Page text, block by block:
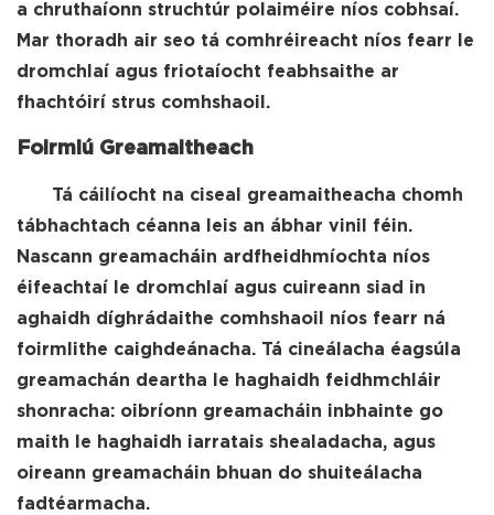
a chruthaíonn struchtúr polaiméire níos cobhsaí.
Mar thoradh air seo tá comhréireacht níos fearr le
dromchlaí agus friotaíocht feabhsaithe ar
fhachtóirí strus comhshaoil.
Foirmiú Greamaitheach
Tá cáilíocht na ciseal greamaitheacha chomh
tábhachtach céanna leis an ábhar vinil féin.
Nascann greamacháin ardfheidhmíochta níos
éifeachtaí le dromchlaí agus cuireann siad in
aghaidh díghrádaithe comhshaoil ​​níos fearr ná
foirmlithe caighdeánacha. Tá cineálacha éagsúla
greamachán deartha le haghaidh feidhmchláir
shonracha: oibríonn greamacháin inbhainte go
maith le haghaidh iarratais shealadacha, agus
oireann greamacháin bhuan do shuiteálacha
fadtéarmacha.